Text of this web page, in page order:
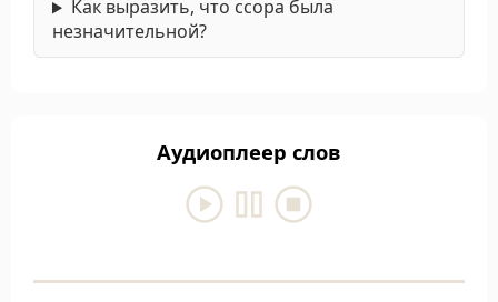
Как выразить, что ссора была
незначительной?
Аудиоплеер слов